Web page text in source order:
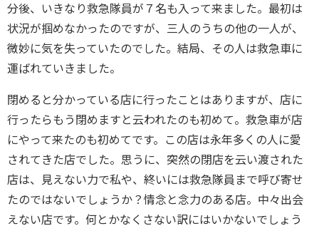
分後、いきなり救急隊員が７名も入って来ました。最初は
状況が掴めなかったのですが、三人のうちの他の一人が、
微妙に気を失っていたのでした。結局、その人は救急車に
運ばれていきました。
閉めると分かっている店に行ったことはありますが、店に
行ったらもう閉めますと云われたのも初めて。救急車が店
にやって来たのも初めてです。この店は永年多くの人に愛
されてきた店でした。思うに、突然の閉店を云い渡された
店は、見えない力で私や、終いには救急隊員まで呼び寄せ
たのではないでしょうか？情念と念力のある店。中々出会
えない店です。何とかなくさない訳にはいかないでしょう